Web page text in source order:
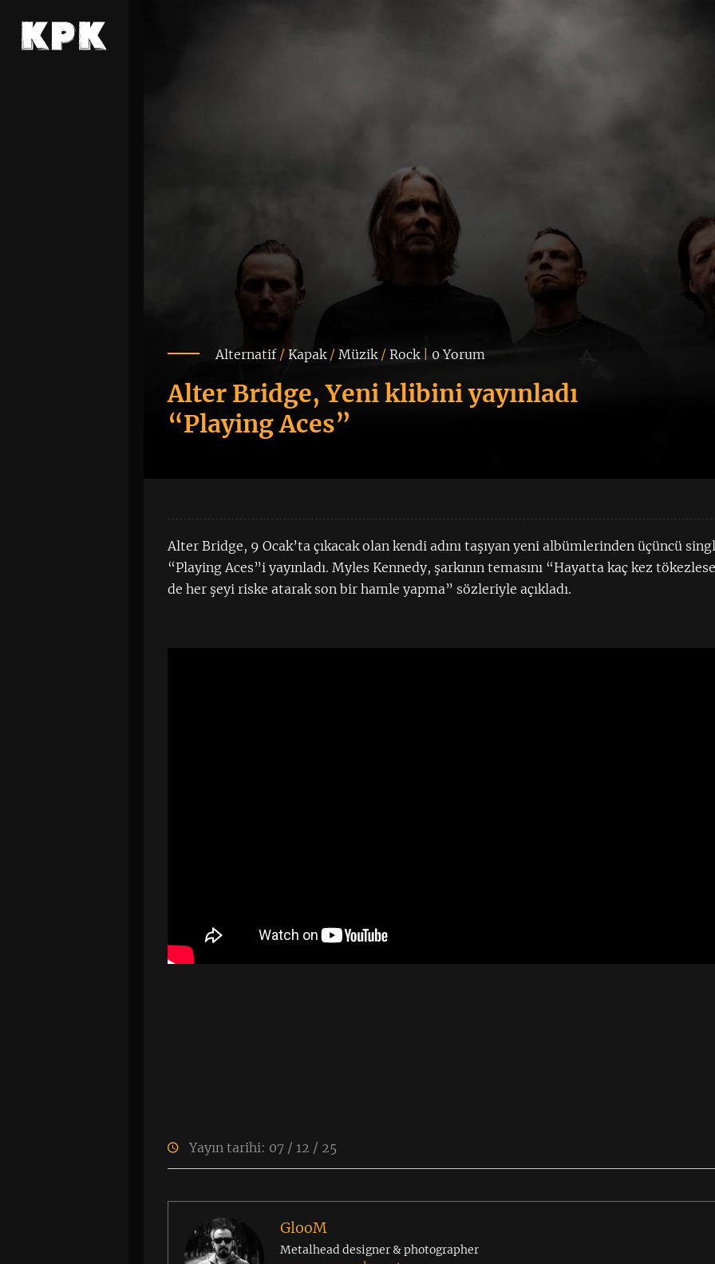
Alternatif/Kapak/Müzik/Rock| 0 Yorum
Alter Bridge, Yeni klibini yayınladı
“Playing Aces”
Alter Bridge, 9 Ocak’ta çıkacak olan kendi adını taşıyan yeni albümlerinden üçüncü
“Playing Aces”i yayınladı. Myles Kennedy, şarkının temasını “Hayatta kaç kez
de her şeyi riske atarak son bir hamle yapma” sözleriyle açıkladı.
Yayın tarihi: 07 / 12 / 25
GlooM
Metalhead designer & photographer